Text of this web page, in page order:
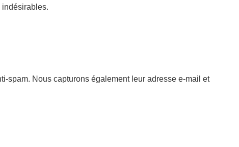
indésirables.
spam. Nous capturons également leur adresse e-mail et